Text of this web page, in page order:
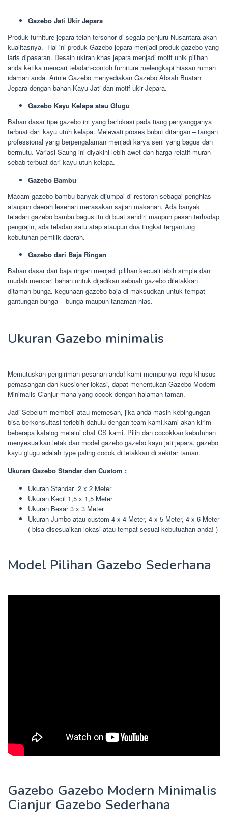
Gazebo Jati Ukir Jepara
Produk furniture jepara telah tersohor di segala penjuru Nusantara akan
kualitasnya. Hal ini produk Gazebo jepara menjadi produk gazebo yang
laris dipasaran. Desain ukiran khas jepara menjadi motif unik pilihan
anda ketika mencari teladan-contoh furniture melengkapi hiasan rumah
idaman anda. Arinie Gazebo menyediakan Gazebo Absah Buatan
Jepara dengan bahan Kayu Jati dan motif ukir Jepara.
Gazebo Kayu Kelapa atau Glugu
Bahan dasar tipe gazebo ini yang berlokasi pada tiang penyangganya
terbuat dari kayu utuh kelapa. Melewati proses bubut ditangan – tangan
professional yang berpengalaman menjadi karya seni yang bagus dan
bermutu. Variasi Saung ini diyakini lebih awet dan harga relatif murah
sebab terbuat dari kayu utuh kelapa.
Gazebo Bambu
Macam gazebo bambu banyak dijumpai di restoran sebagai penghias
ataupun daerah lesehan merasakan sajian makanan. Ada banyak
teladan gazebo bambu bagus itu di buat sendiri maupun pesan terhadap
pengrajin, ada teladan satu atap ataupun dua tingkat tergantung
kebutuhan pemilik daerah.
Gazebo dari Baja Ringan
Bahan dasar dari baja ringan menjadi pilihan kecuali lebih simple dan
mudah mencari bahan untuk dijadikan sebuah gazebo diletakkan
ditaman bunga. kegunaan gazebo baja di maksudkan untuk tempat
gantungan bunga – bunga maupun tanaman hias.
Ukuran Gazebo minimalis
Memutuskan pengiriman pesanan anda! kami mempunyai regu khusus
pemasangan dan kuesioner lokasi, dapat menentukan Gazebo Modern
Minimalis Cianjur mana yang cocok dengan halaman taman.
Jadi Sebelum membeli atau memesan, jika anda masih kebingungan
bisa berkonsultasi terlebih dahulu dengan team kami.kami akan kirim
beberapa katalog melalui chat CS kami. Pilih dan cocokkan kebutuhan
menyesuaikan letak dan model gazebo gazebo kayu jati jepara, gazebo
kayu glugu adalah type paling cocok di letakkan di sekitar taman.
Ukuran Gazebo Standar dan Custom :
Ukuran Standar 2 x 2 Meter
Ukuran Kecil 1,5 x 1,5 Meter
Ukuran Besar 3 x 3 Meter
Ukuran Jumbo atau custom 4 x 4 Meter, 4 x 5 Meter, 4 x 6 Meter
( bisa disesuaikan lokasi atau tempat sesuai kebutuahan anda! )
Model Pilihan Gazebo Sederhana
Gazebo Gazebo Modern Minimalis
Cianjur Gazebo Sederhana